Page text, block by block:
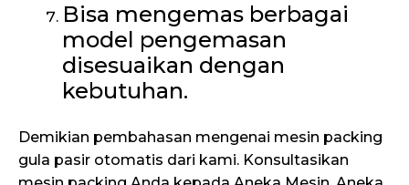
Bisa mengemas berbagai
model pengemasan
disesuaikan dengan
kebutuhan.
Demikian pembahasan mengenai mesin packing
gula pasir otomatis dari kami. Konsultasikan